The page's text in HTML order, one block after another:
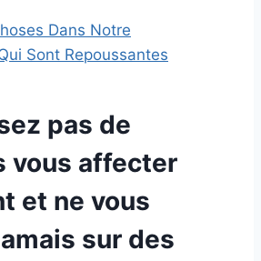
Dans Notre
Sont Repoussantes
pas de
vous affecter
et ne vous
sur des